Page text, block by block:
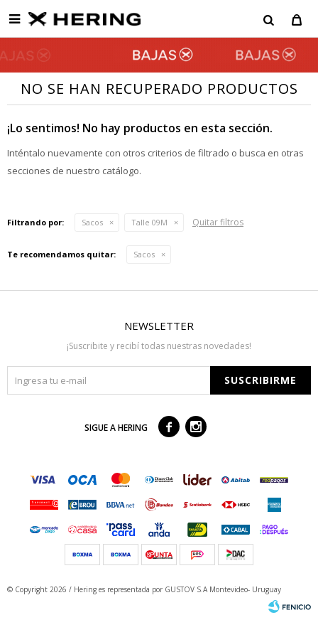

NO SE HAN RECUPERADO PRODUCTOS
¡Lo sentimos! No hay productos en esta sección.
Inténtalo nuevamente con otros criterios de filtrado o busca en otras
secciones de nuestro catálogo.
Filtrando por: Sacos Talle 09M Quitar filtros
Te recomendamos quitar: Sacos
NEWSLETTER
¡Suscribite y recibí todas nuestras novedades!
SUSCRIBIRME
SIGUE A HERING  
© Copyright 2026 / Hering es representada por GUSTOV S.A Montevideo- Uruguay